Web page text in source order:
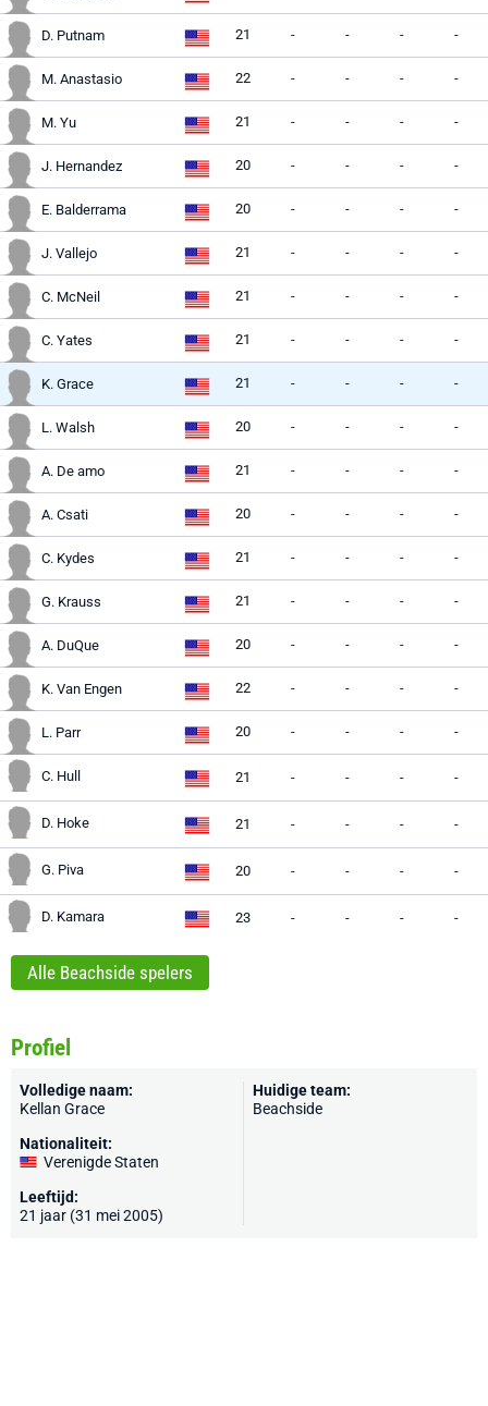
D. Putnam 21 - - - -
M. Anastasio 22 - - - -
M. Yu 21 - - - -
J. Hernandez 20 - - - -
E. Balderrama 20 - - - -
J. Vallejo 21 - - - -
C. McNeil 21 - - - -
C. Yates 21 - - - -
K. Grace 21 - - - -
L. Walsh 20 - - - -
A. De amo 21 - - - -
A. Csati 20 - - - -
C. Kydes 21 - - - -
G. Krauss 21 - - - -
A. DuQue 20 - - - -
K. Van Engen 22 - - - -
L. Parr 20 - - - -
C. Hull 21 - - - -
D. Hoke 21 - - - -
G. Piva 20 - - - -
D. Kamara 23 - - - -
Alle Beachside spelers
Profiel
Volledige naam:
Kellan Grace
Nationaliteit:
Verenigde Staten
Leeftijd:
21 jaar (31 mei 2005)
Huidige team:
Beachside